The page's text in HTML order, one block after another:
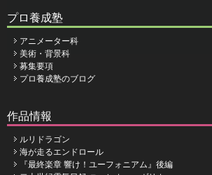
プロ養成塾
アニメーター科
美術・背景科
募集要項
プロ養成塾のブログ
作品情報
ルリドラゴン
海が走るエンドロール
『最終楽章 響け！ユーフォニアム』後編